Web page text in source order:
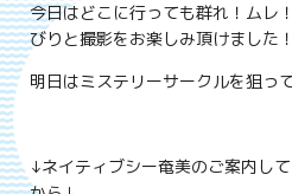
今日はどこに行っても群れ！ムレ
びりと撮影をお楽しみ頂けました！
明日はミステリーサークルを狙っ
↓ネイティブシー奄美のご案内し